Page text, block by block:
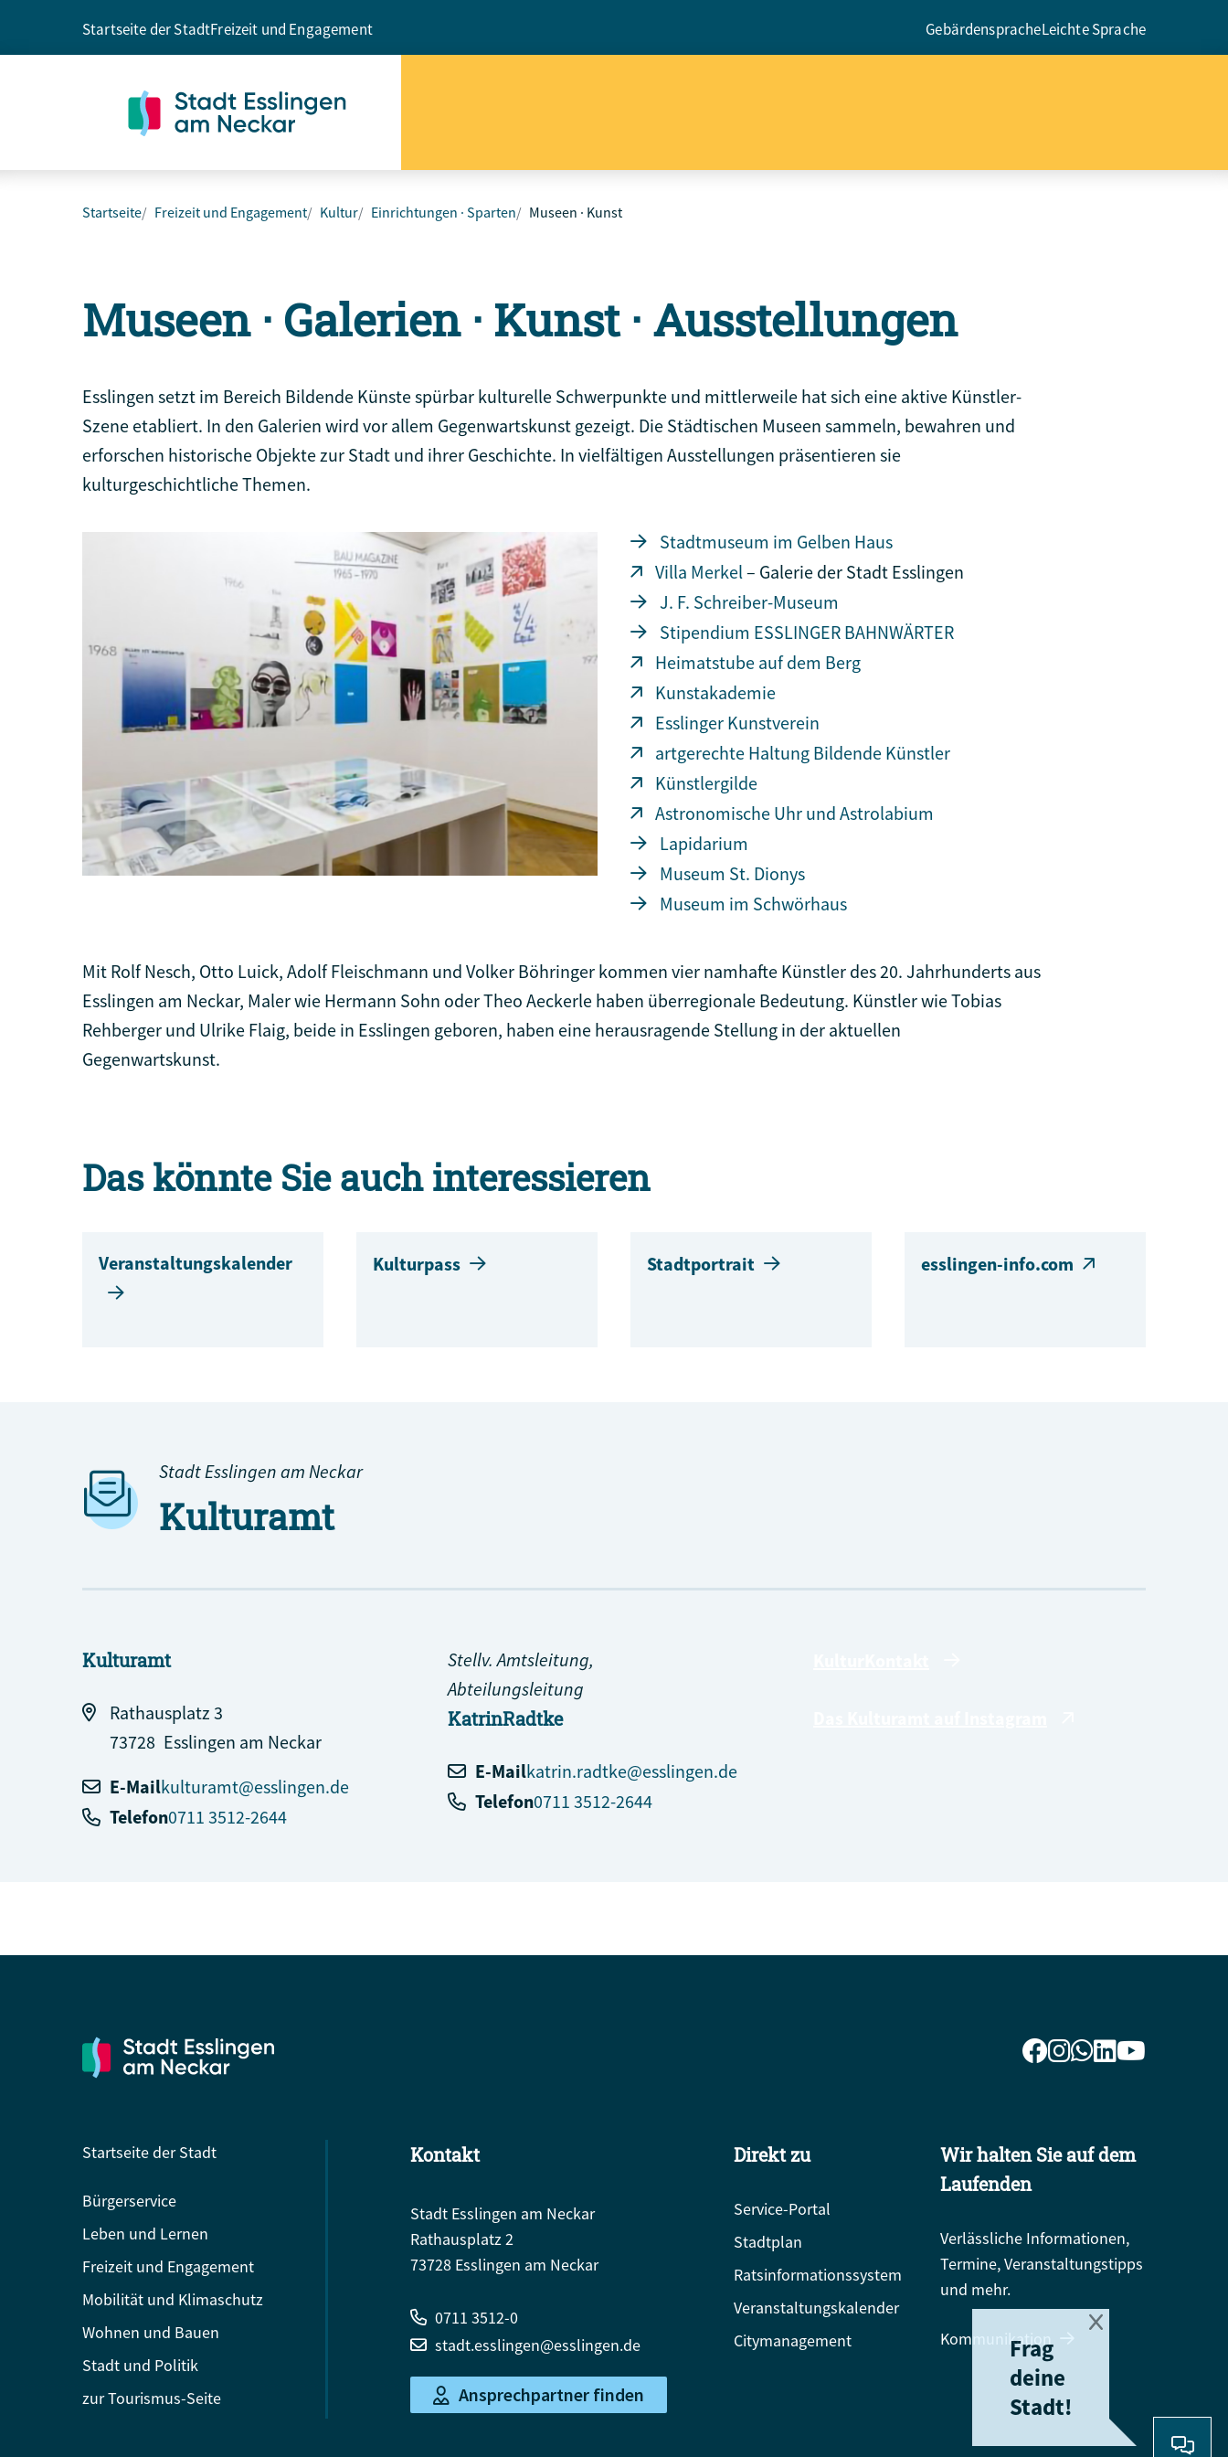
Startseite der StadtFreizeit und Engagement GebärdenspracheLeichte Sprache
Startseite Freizeit und Engagement Kultur Einrichtungen · Sparten Museen · Kunst
Museen · Galerien · Kunst · Ausstellungen
Esslingen setzt im Bereich Bildende Künste spürbar kulturelle Schwerpunkte und mittlerweile hat sich eine aktive Künstler-
Szene etabliert. In den Galerien wird vor allem Gegenwartskunst gezeigt. Die Städtischen Museen sammeln, bewahren und
erforschen historische Objekte zur Stadt und ihrer Geschichte. In vielfältigen Ausstellungen präsentieren sie
kulturgeschichtliche Themen.
Stadtmuseum im Gelben Haus
Villa Merkel– Galerie der Stadt Esslingen
J. F. Schreiber-Museum
Stipendium ESSLINGER BAHNWÄRTER
Heimatstube auf dem Berg
Kunstakademie
Esslinger Kunstverein
artgerechte Haltung Bildende Künstler
Künstlergilde
Astronomische Uhr und Astrolabium
Lapidarium
Museum St. Dionys
Museum im Schwörhaus
Mit Rolf Nesch, Otto Luick, Adolf Fleischmann und Volker Böhringer kommen vier namhafte Künstler des 20. Jahrhunderts aus
Esslingen am Neckar, Maler wie Hermann Sohn oder Theo Aeckerle haben überregionale Bedeutung. Künstler wie Tobias
Rehberger und Ulrike Flaig, beide in Esslingen geboren, haben eine herausragende Stellung in der aktuellen
Gegenwartskunst.
Das könnte Sie auch interessieren
Veranstaltungskalender Kulturpass Stadtportrait esslingen-info.com
Stadt Esslingen am Neckar
Kulturamt
Kulturamt
Rathausplatz 3
73728 Esslingen am Neckar
E-Mailkulturamt@esslingen.de
Telefon0711 3512-2644
KatrinRadtke
Stellv. Amtsleitung,
Abteilungsleitung
E-Mailkatrin.radtke@esslingen.de
Telefon0711 3512-2644
Startseite der Stadt
Bürgerservice
Leben und Lernen
Freizeit und Engagement
Mobilität und Klimaschutz
Wohnen und Bauen
Stadt und Politik
zur Tourismus-Seite
Kontakt
Stadt Esslingen am Neckar
Rathausplatz 2
73728 Esslingen am Neckar
0711 3512-0
stadt.esslingen@esslingen.de
Ansprechpartner finden
Direkt zu
Service-Portal
Stadtplan
Ratsinformationssystem
Veranstaltungskalender
Citymanagement
Wir halten Sie auf dem
Laufenden
Verlässliche Informationen,
Termine, Veranstaltungstipps
und mehr.
Kommunikation
Frag
deine
Stadt!